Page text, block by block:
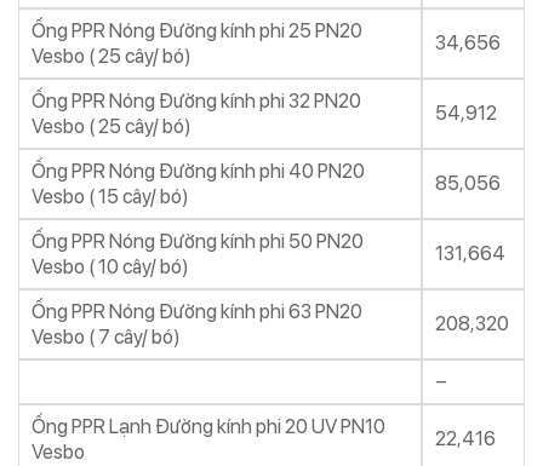
Ống PPR Nóng Đường kính phi 25 PN20
Vesbo ( 25 cây/ bó)
34,656
Ống PPR Nóng Đường kính phi 32 PN20
Vesbo ( 25 cây/ bó)
54,912
Ống PPR Nóng Đường kính phi 40 PN20
Vesbo ( 15 cây/ bó)
85,056
Ống PPR Nóng Đường kính phi 50 PN20
Vesbo ( 10 cây/ bó)
131,664
Ống PPR Nóng Đường kính phi 63 PN20
Vesbo ( 7 cây/ bó)
208,320
–
Ống PPR Lạnh Đường kính phi 20 UV PN10
Vesbo
22,416